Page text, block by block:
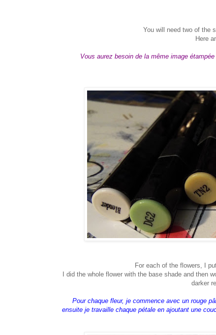
You will need two of the
Here
Vous aurez besoin de la même image
For each of the flowers, I
I did the whole flower with the base shade and then
darker
Pour chaque fleur, je commence avec un rouge
ensuite je travaille chaque pétale en ajoutant une